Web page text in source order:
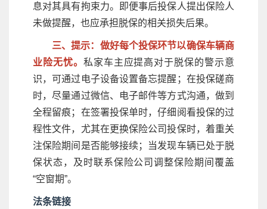
息对其具有拘束力。即便事后投保人提出保险人
未做提醒，也应承担脱保的相关损失后果。
三、提示：做好每个投保环节以确保车辆商
业险无忧。 私家车主应提高对于脱保的警示意
识，可通过电子设备设置备忘提醒；在投保磋商
时，尽量通过微信、电子邮件等方式沟通，做到
全程留痕；在签署投保单时，仔细阅看投保的过
程性文件，尤其在更换保险公司投保时，着重关
注保险期间是否能够接续；当发现车辆已处于脱
保状态，及时联系保险公司调整保险期间覆盖
“空窗期”。
法条链接